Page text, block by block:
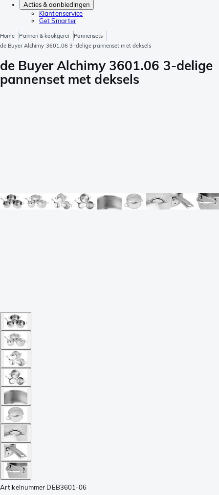
Acties & aanbiedingen
Klantenservice
Get Smarter
Home Pannen & kookgerei
Pannensets
de Buyer Alchimy 3601.06 3-delige pannenset met deksels
de Buyer Alchimy 3601.06 3-delige
pannenset met deksels
Artikelnummer DEB3601-06